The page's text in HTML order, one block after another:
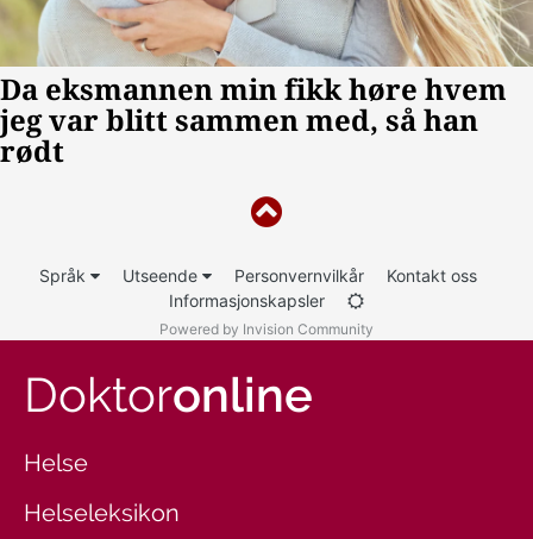
Språk Utseende Personvernvilkår
Kontakt oss
Informasjonskapsler
Powered by Invision Community
Doktoronline
Helse
Helseleksikon